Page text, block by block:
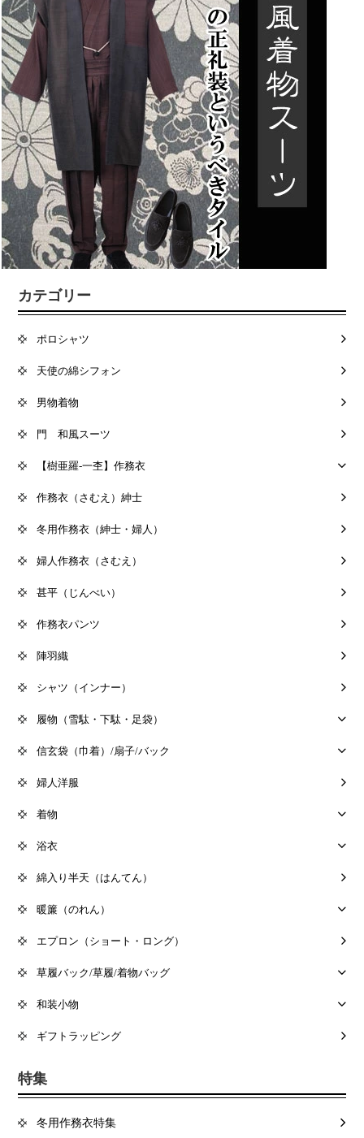
カテゴリー
ポロシャツ
天使の綿シフォン
男物着物
門 和風スーツ
【樹亜羅-一杢】作務衣
作務衣（さむえ）紳士
冬用作務衣（紳士・婦人）
婦人作務衣（さむえ）
甚平（じんべい）
作務衣パンツ
陣羽織
シャツ（インナー）
履物（雪駄・下駄・足袋）
信玄袋（巾着）/扇子/バック
婦人洋服
着物
浴衣
綿入り半天（はんてん）
暖簾（のれん）
エプロン（ショート・ロング）
草履バック/草履/着物バッグ
和装小物
ギフトラッピング
特集
冬用作務衣特集